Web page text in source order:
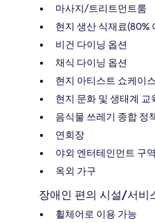
마사지/트리트먼트룸
현지 생산 식재료(80%
비건 다이닝 옵션
채식 다이닝 옵션
현지 아티스트 쇼케이스
현지 문화 및 생태계 교
음식물 쓰레기 종합 정
연회장
야외 엔터테인먼트 구역
옥외 가구
장애인 편의 시설/서비
휠체어로 이용 가능